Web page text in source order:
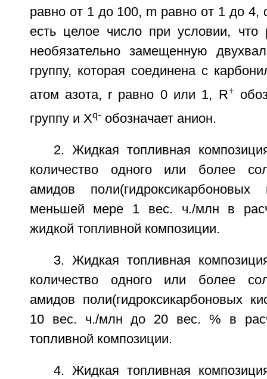
равно от 1 до 100, m равно от 1 до 4,
есть целое число при условии, что
необязательно замещенную
группу, которая соединена с
атом азота, r равно 0 или 1, R+
группу и Хq-обозначает анион.
2. Жидкая топливная
количество одного или более
амидов
меньшей мере 1 вес. ч./млн в
жидкой топливной композиции.
3. Жидкая топливная
количество одного или более
амидов поли(гидроксикарбоновых
10 вес. ч./млн до 20 вес. % в
топливной композиции.
4. Жидкая топливная